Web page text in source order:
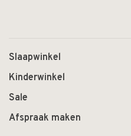
Slaapwinkel
Kinderwinkel
Sale
Afspraak maken